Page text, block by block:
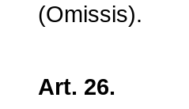
(Omissis).
Art. 26.